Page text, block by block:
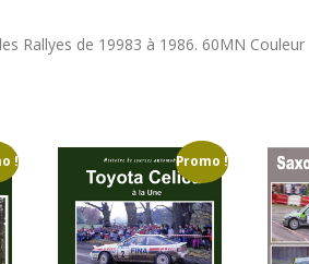
Rallyes de 19983 à 1986. 60MN Couleur
! Promo !